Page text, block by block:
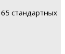
стандартных